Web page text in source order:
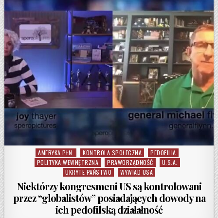
Posted in
AMERYKA PŁN. KONTROLA SPOŁECZNA
PEDOFILIA
POLITYKA WEWNĘTRZNA
PRAWORZĄDNOŚĆ
U.S.A.
UKRYTE PAŃSTWO
WYWIAD USA
Niektórzy kongresmeni US są kontrolowani
przez “globalistów” posiadających dowody na
ich pedofilską działałność